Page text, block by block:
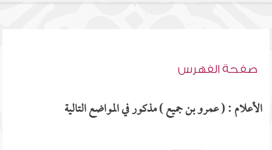
صفحة الفهرس
الأعلام : ( عمرو بن جميع ) مذكور في المواضع التالية